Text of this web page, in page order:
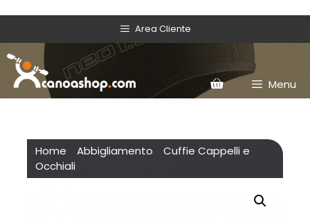
Area Cliente
Menu
Home Abbigliamento
Cuffie Cappelli e
Occhiali